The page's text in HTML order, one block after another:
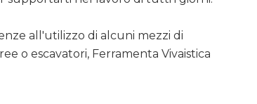
all'utilizzo di alcuni mezzi di
o escavatori, Ferramenta Vivaistica